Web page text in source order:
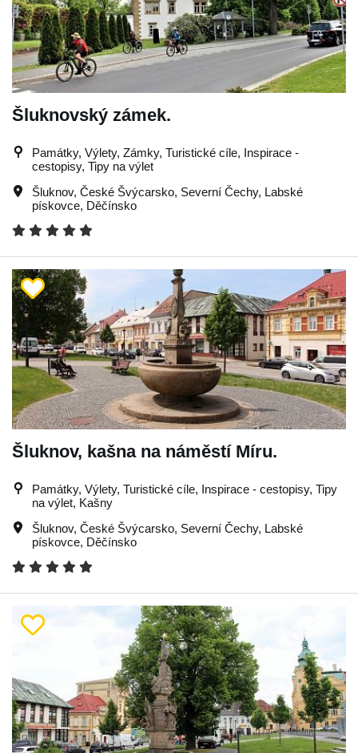
Šluknovský zámek.
Památky, Výlety, Zámky, Turistické cíle, Inspirace -
cestopisy, Tipy na výlet
Šluknov, České Švýcarsko, Severní Čechy, Labské
pískovce, Děčínsko
Šluknov, kašna na náměstí Míru.
Památky, Výlety, Turistické cíle, Inspirace - cestopisy, Tipy
na výlet, Kašny
Šluknov, České Švýcarsko, Severní Čechy, Labské
pískovce, Děčínsko